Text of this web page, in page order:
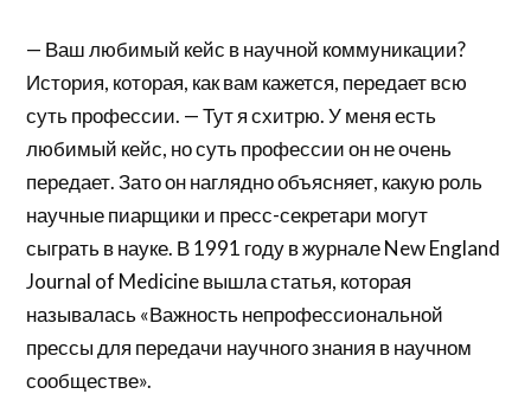
— Ваш любимый кейс в научной коммуникации?
История, которая, как вам кажется, передает всю
суть профессии. — Тут я схитрю. У меня есть
любимый кейс, но суть профессии он не очень
передает. Зато он наглядно объясняет, какую роль
научные пиарщики и пресс-секретари могут
сыграть в науке. В 1991 году в журнале New England
Journal of Medicine вышла статья, которая
называлась «Важность непрофессиональной
прессы для передачи научного знания в научном
сообществе».